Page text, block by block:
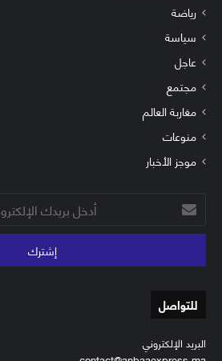
رياضة
سياسة
عاجل
مجتمع
مغاربة العالم
منوعات
موجز الأخبار
أدخل
بريدك
الإلكتروني
للتواصل
البريد الإلكتروني